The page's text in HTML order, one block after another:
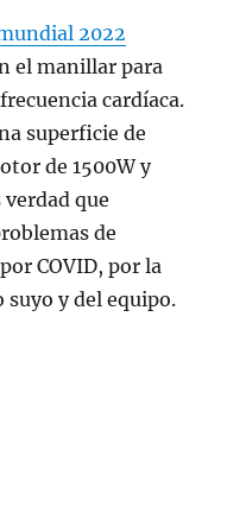
2022
el manillar para
cardíaca.
superficie de
de 1500W y
verdad que
de
COVID, por la
suyo y del equipo.